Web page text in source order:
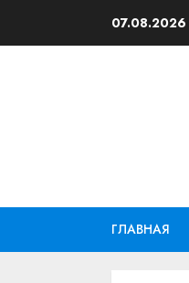
07.08.2026
ГЛАВНАЯ